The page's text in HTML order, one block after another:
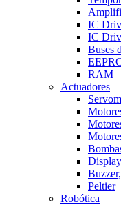
IC
IC
Buses
RAM
Actuadores
Peltier
Robótica